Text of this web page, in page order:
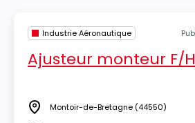
Industrie Aéronautique
Ajusteur monteur F/H
Lieu Montoir-de-Bretagne (44550)